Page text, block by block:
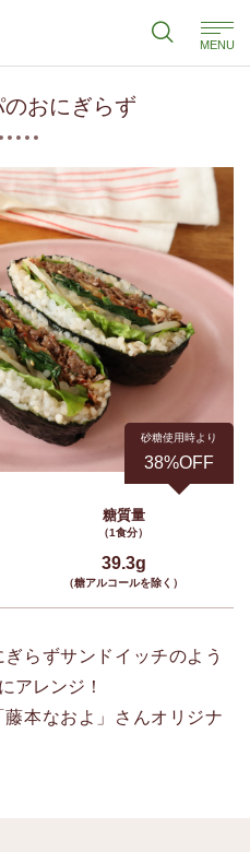
MENU
おにぎらず
砂糖使用時より
38%OFF
糖質量
（1食分）
39.3g
（糖アルコールを除く）
らずサンドイッチのよう
アレンジ！
本なおよ」さんオリジナ